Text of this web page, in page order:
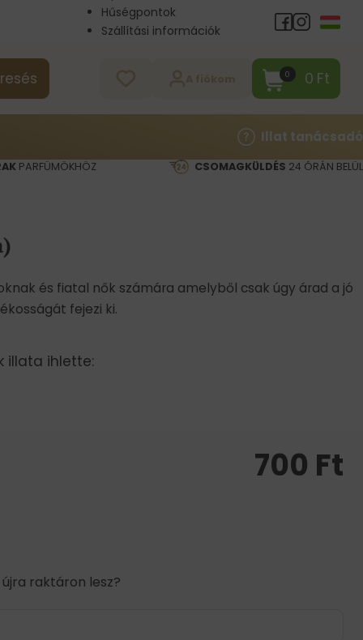
Hűségpontok
Szállítási információk
0 0 Ft
Illat tanácsadó
PARFÜMÖKHÖZ CSOMAGKÜLDÉS 24 ÓRÁN BELÜL
és fiatal nők számára amelyből csak úgy árad a jó
fejezi ki.
illata ihlette:
700 Ft
raktáron lesz?